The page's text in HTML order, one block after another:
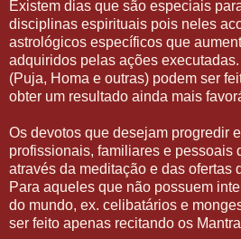
Existem dias que são especiais
disciplinas espirituais pois neles
astrológicos específicos que
adquiridos pelas ações
(Puja, Homa e outras) podem ser
obter um resultado ainda mais
Os devotos que desejam progredir
profissionais, familiares e pessoais
através da meditação e das ofertas
Para aqueles que não possuem
do mundo, ex. celibatários e
ser feito apenas recitando os